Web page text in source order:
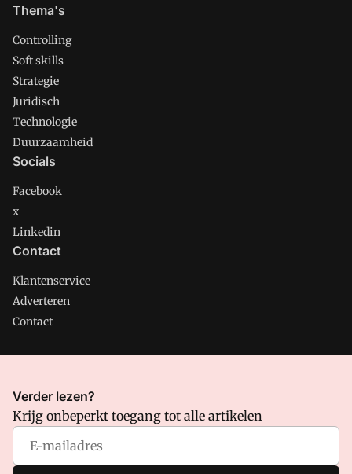
Thema's
Controlling
Soft skills
Strategie
Juridisch
Technologie
Duurzaamheid
Socials
Facebook
x
Linkedin
Contact
Klantenservice
Adverteren
Contact
CMweb is onderdeel van VMN media. Lees in
waar VMN media voor staat. Op gebruik van deze site zijn de
volgende regelingen van toepassing:Algemene Voorwaarden
Privacy en Cookie beleid
Verder lezen?
Krijg onbeperkt toegang tot alle artikelen